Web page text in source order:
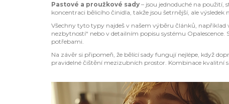
Pastové a proužkové sady – jsou jednoduché na
koncentraci bělicího činidla, takže jsou šetrnější, ale
Všechny tyto typy najdeš v našem výběru článků, například
nezbytností“ nebo v detailním popisu systému
potřebami.
Na závěr si připomeň, že bělící sady fungují nejlépe, když
pravidelné čištění mezizubních prostor. Kombinace kvalitní